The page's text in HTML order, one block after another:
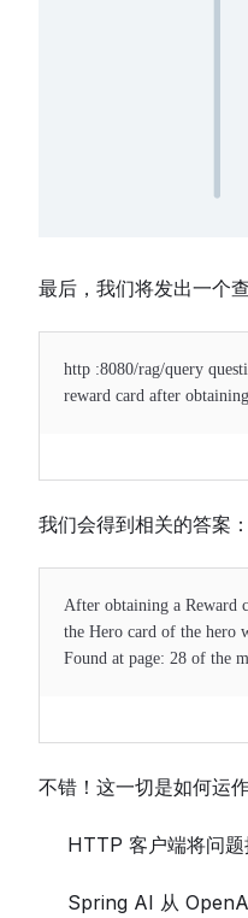
最后，我们将发出一个查
http :8080/rag/query
reward card after
我们会得到相关的答案：
After obtaining a Reward
the Hero card of the hero
Found at page: 28 of the
不错！这一切是如何运
HTTP 客户端将问题
Spring AI 从